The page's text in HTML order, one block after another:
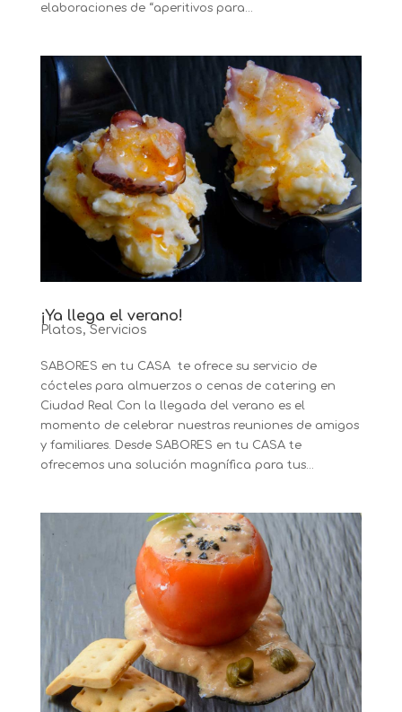
elaboraciones de “aperitivos para...
¡Ya llega el verano!
Platos, Servicios
SABORES en tu CASA te ofrece su servicio de
cócteles para almuerzos o cenas de catering en
Ciudad Real Con la llegada del verano es el
momento de celebrar nuestras reuniones de amigos
y familiares. Desde SABORES en tu CASA te
ofrecemos una solución magnífica para tus...